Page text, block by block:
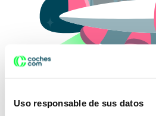
Uso responsable de sus datos